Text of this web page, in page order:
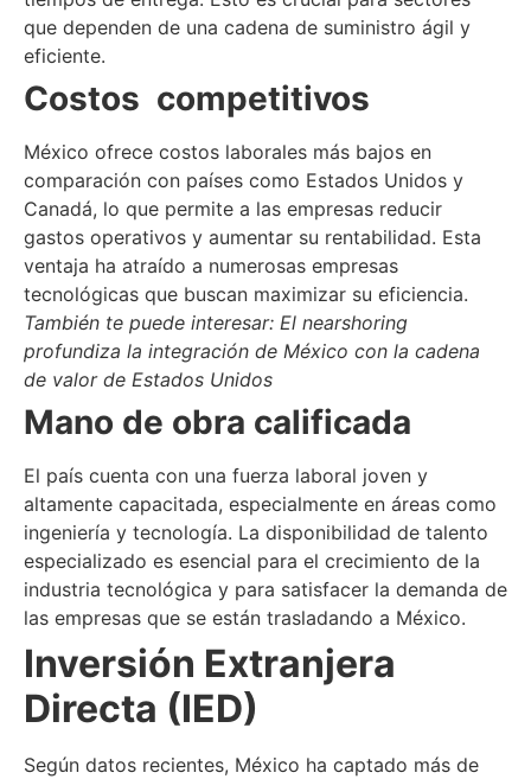
que dependen de una cadena de suministro ágil y
eficiente.
Costos competitivos
México ofrece costos laborales más bajos en
comparación con países como Estados Unidos y
Canadá, lo que permite a las empresas reducir
gastos operativos y aumentar su rentabilidad. Esta
ventaja ha atraído a numerosas empresas
tecnológicas que buscan maximizar su eficiencia.
También te puede interesar: El nearshoring
profundiza la integración de México con la cadena
de valor de Estados Unidos
Mano de obra calificada
El país cuenta con una fuerza laboral joven y
altamente capacitada, especialmente en áreas como
ingeniería y tecnología. La disponibilidad de talento
especializado es esencial para el crecimiento de la
industria tecnológica y para satisfacer la demanda de
las empresas que se están trasladando a México.
Inversión Extranjera
Directa (IED)
Según datos recientes, México ha captado más de